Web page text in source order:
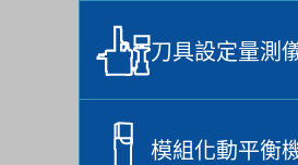
刀具設定量測
模組化動平衡